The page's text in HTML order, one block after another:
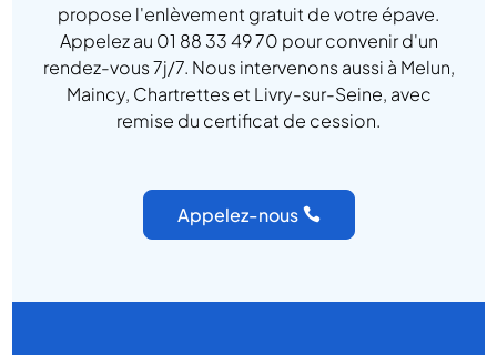
propose l'enlèvement gratuit de votre épave.
Appelez au 01 88 33 49 70 pour convenir d'un
rendez-vous 7j/7. Nous intervenons aussi à Melun,
Maincy, Chartrettes et Livry-sur-Seine, avec
remise du certificat de cession.
Appelez-nous